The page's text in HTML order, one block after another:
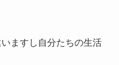
ますし自分たちの生活